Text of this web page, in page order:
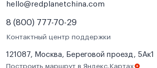
hello@redplanetchina.com
8 (800) 777-70-29
Контактный центр поддержки
121087, Москва, Береговой проезд, 5Ак1
Построить маршрут в Яндекс.Картах